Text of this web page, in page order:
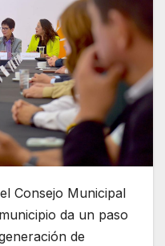
Consejo Municipal
da un paso
de